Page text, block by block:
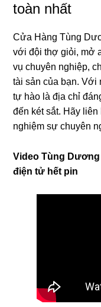
toàn nhất
Cửa Hàng Tùng
với đội thợ giỏi, mở
vụ chuyên nghiệp,
tài sản của bạn. Với
tự hào là địa chỉ
đến két sắt. Hãy
nghiệm sự chuyên
Video Tùng
điện tử hết pin